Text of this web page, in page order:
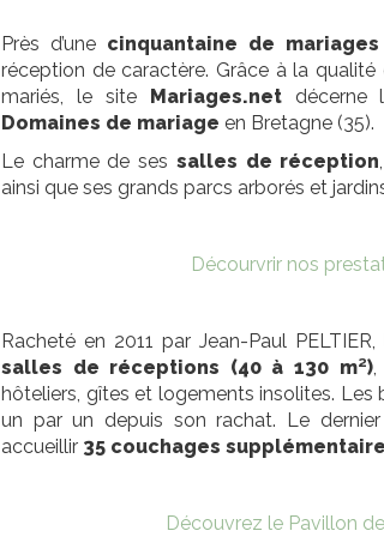
Près d’une cinquantaine de
réception de caractère. Grâce à la
mariés, le site Mariages.net décerne
Domaines de mariage en Bretagne (35).
Le charme de ses salles de réception
ainsi que ses grands parcs arborés et
Décourvrir nos
Racheté en 2011 par Jean-Paul
salles de réceptions (40 à 130 m²)
hôteliers, gîtes et logements insolites.
un par un depuis son rachat. Le
accueillir 35 couchages
Découvrez le Pavillon